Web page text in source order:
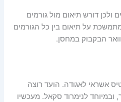
דורש תיאום מול גורמים
על תיאום בין כל הגורמים
הבקבוק במחסן.
אשראי לאגודה. הועד רוצה
ובמיוחד לנימרוד סקאל. מעכשיו